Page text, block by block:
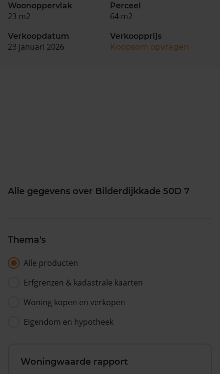
Woonoppervlak
23 m2
Perceel
64 m2
Verkoopdatum
23 januari 2026
Verkoopprijs
Koopsom opvragen
Alle gegevens over Bilderdijkkade 50D 7
Thema's
Alle producten
Erfgrenzen & kadastrale kaarten
Woning kopen en verkopen
Eigendom en hypotheek
Woningwaarde rapport